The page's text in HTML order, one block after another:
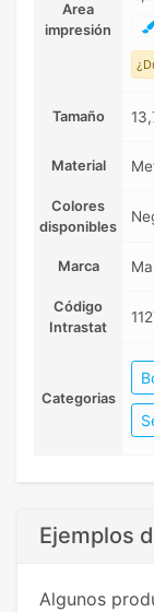
Area
impresión
Tamaño
Material
Colores
disponibles
Marca
Código
Intrastat
Categorias
Ejemplos
Algunos